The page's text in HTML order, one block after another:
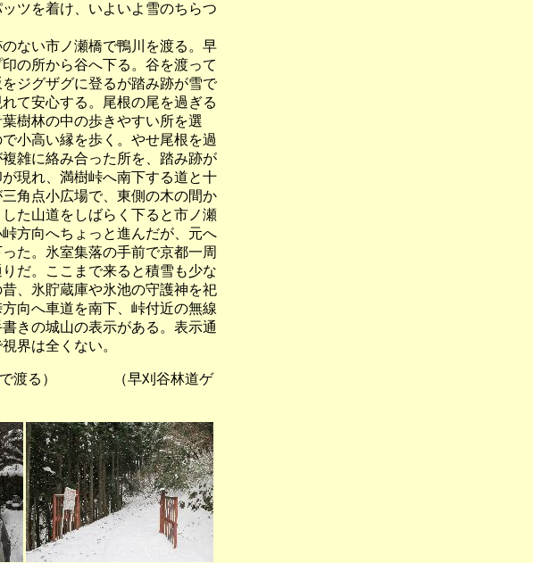
ツを着け、いよいよ雪のちらつ
ない市ノ瀬橋で鴨川を渡る。早
の所から谷へ下る。谷を渡って
ジグザグに登るが踏み跡が雪で
て安心する。尾根の尾を過ぎる
樹林の中の歩きやすい所を選
小高い縁を歩く。やせ尾根を過
雑に絡み合った所を、踏み跡が
現れ、満樹峠へ南下する道と十
角点小広場で、東側の木の間か
た山道をしばらく下ると市ノ瀬
方向へちょっと進んだが、元へ
た。氷室集落の手前で京都一周
だ。ここまで来ると積雪も少な
、氷貯蔵庫や氷池の守護神を祀
向へ車道を南下、峠付近の無線
きの城山の表示がある。表示通
界は全くない。
橋で渡る） （早刈谷林道ゲ